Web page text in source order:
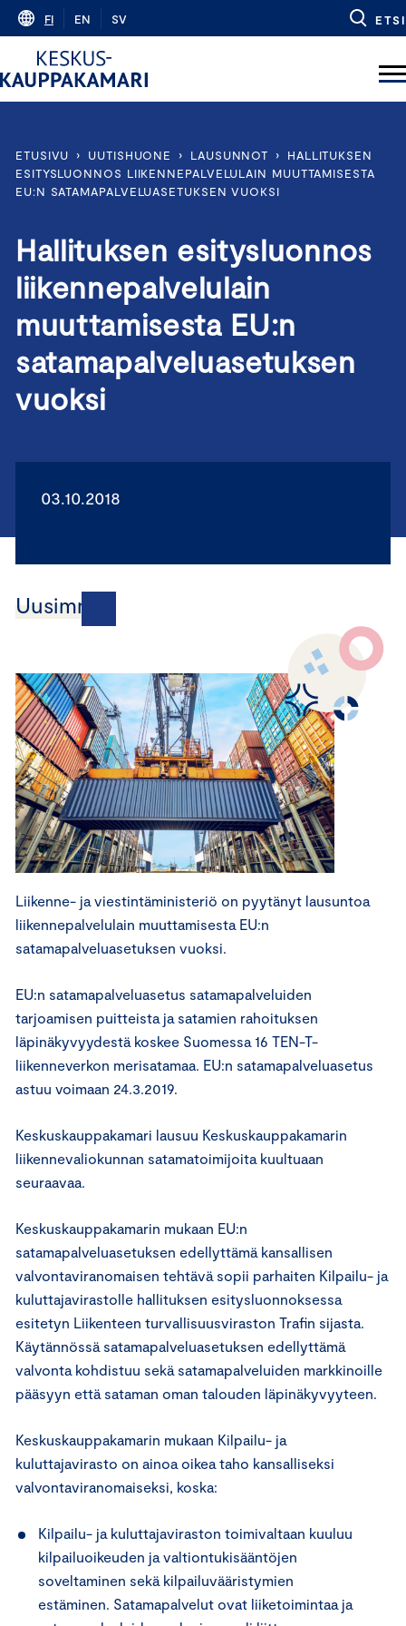
Skip
content
FI EN SV ETSI
ETUSIVU › UUTISHUONE › LAUSUNNOT ›
HALLITUKSEN
ESITYSLUONNOS LIIKENNEPALVELULAIN MUUTTAMISESTA
EU:N SATAMAPALVELUASETUKSEN VUOKSI
Hallituksen esitysluonnos
liikennepalvelulain
muuttamisesta EU:n
satamapalveluasetuksen
vuoksi
03.10.2018
Uusimmat
Liikenne- ja viestintäministeriö on pyytänyt lausuntoa
liikennepalvelulain muuttamisesta EU:n
satamapalveluasetuksen vuoksi.
EU:n satamapalveluasetus satamapalveluiden
tarjoamisen puitteista ja satamien rahoituksen
läpinäkyvyydestä koskee Suomessa 16 TEN-T-
liikenneverkon merisatamaa. EU:n satamapalveluasetus
astuu voimaan 24.3.2019.
Keskuskauppakamari lausuu Keskuskauppakamarin
liikennevaliokunnan satamatoimijoita kuultuaan
seuraavaa.
Keskuskauppakamarin mukaan EU:n
satamapalveluasetuksen edellyttämä kansallisen
valvontaviranomaisen tehtävä sopii parhaiten Kilpailu- ja
kuluttajavirastolle hallituksen esitysluonnoksessa
esitetyn Liikenteen turvallisuusviraston Trafin sijasta.
Käytännössä satamapalveluasetuksen edellyttämä
valvonta kohdistuu sekä satamapalveluiden markkinoille
pääsyyn että sataman oman talouden läpinäkyvyyteen.
Keskuskauppakamarin mukaan Kilpailu- ja
kuluttajavirasto on ainoa oikea taho kansalliseksi
valvontaviranomaiseksi, koska:
Kilpailu- ja kuluttajaviraston toimivaltaan kuuluu
kilpailuoikeuden ja valtiontukisääntöjen
soveltaminen sekä kilpailuvääristymien
estäminen. Satamapalvelut ovat liiketoimintaa ja